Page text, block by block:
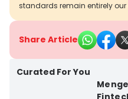
standards remain entirely our
Share Article
Curated For You